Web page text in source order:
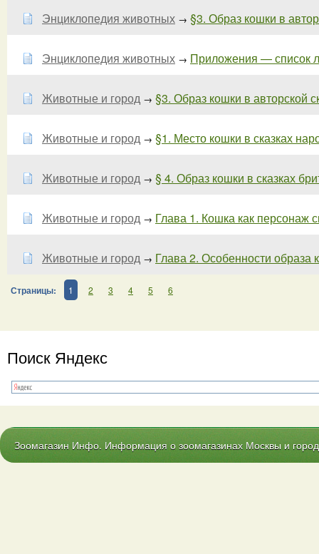
Энциклопедия животных → §3. Образ кошки в
Энциклопедия животных → Приложения — список
Животные и город → §3. Образ кошки в авторской
Животные и город → §1. Место кошки в сказках
Животные и город → § 4. Образ кошки в сказках
Животные и город → Глава 1. Кошка как персонаж
Животные и город → Глава 2. Особенности образа
Страницы: 1 2 3 4 5 6
Поиск Яндекс
Зоомагазин Инфо. Информация о зоомагазинах Москвы и